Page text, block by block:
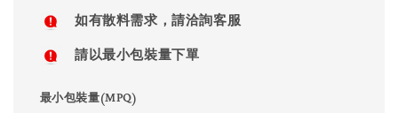
如有散料需求，請洽詢客服
請以最小包裝量下單
最小包裝量(MPQ)